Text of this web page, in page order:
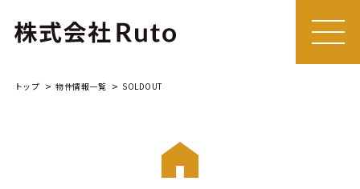
MEN
U
トップ 物件情報一覧 SOLDOUT